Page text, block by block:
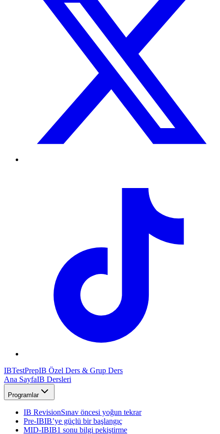
IBTestPrepIB Özel Ders & Grup Ders
Ana SayfaIB Dersleri
Programlar
IB RevisionSınav öncesi yoğun tekrar
Pre-IBIB’ye güçlü bir başlangıç
MID-IBIB1 sonu bilgi pekiştirme